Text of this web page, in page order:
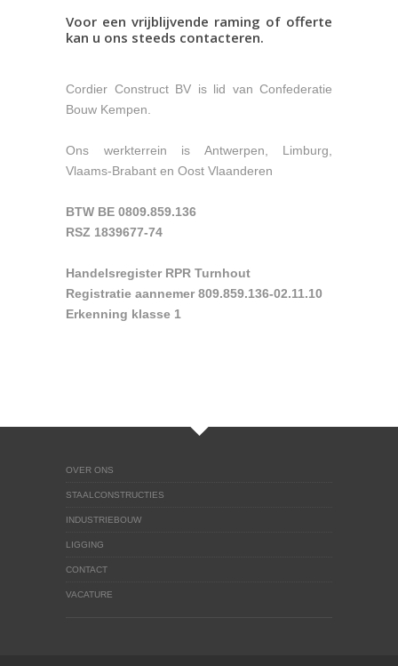
Voor een vrijblijvende raming of offerte
kan u ons steeds contacteren.
Cordier Construct BV is lid van Confederatie
Bouw Kempen.
Ons werkterrein is Antwerpen, Limburg,
Vlaams-Brabant en Oost Vlaanderen
BTW BE 0809.859.136
RSZ 1839677-74
Handelsregister RPR Turnhout
Registratie aannemer 809.859.136-02.11.10
Erkenning klasse 1
OVER ONS
STAALCONSTRUCTIES
INDUSTRIEBOUW
LIGGING
CONTACT
VACATURE